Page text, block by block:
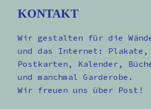
KONTAKT
Wir gestalten für die
und das Internet: Plakate,
Postkarten, Kalender,
und manchmal Garderobe.
Wir freuen uns über Post!